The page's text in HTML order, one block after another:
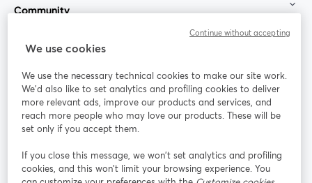
Community
StreamYard für
Mitmachen
Webinar Facebook
wird in einem neuen Tab geöffnet
X (Twitter)
wird in einem neuen Tab geöffnet
We use cookies
We use the necessary technical cookies to make our site work.
We'd also like to set analytics and profiling cookies to deliver
more relevant ads, improve our products and services, and
reach more people who may love our products. These will be
set only if you accept them.
If you close this message, we won’t set analytics and profiling
cookies, and this won’t limit your browsing experience. You
Continue without accepting